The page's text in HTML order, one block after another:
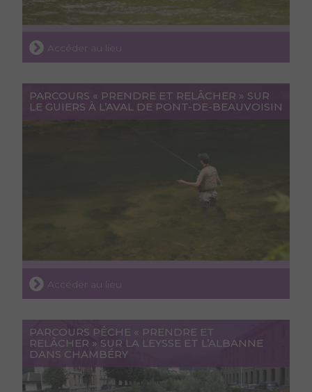
Accéder au lieu
PARCOURS « PRENDRE ET RELÂCHER » SUR
LE GUIERS À L’AVAL DE PONT-DE-BEAUVOISIN
Accéder au lieu
PARCOURS PÊCHE « PRENDRE ET
RELÂCHER » SUR LA LEYSSE ET L’ALBANNE
DANS CHAMBÉRY